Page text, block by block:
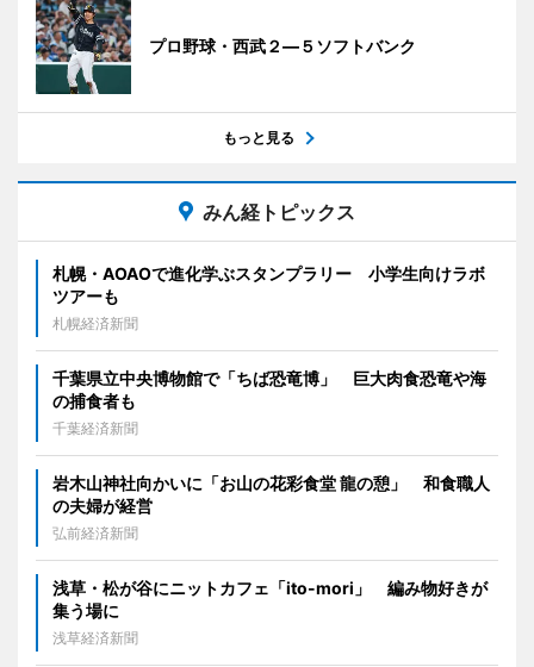
プロ野球・西武２―５ソフトバンク
もっと見る
みん経トピックス
札幌・AOAOで進化学ぶスタンプラリー 小学生向けラボ
ツアーも
札幌経済新聞
千葉県立中央博物館で「ちば恐竜博」 巨大肉食恐竜や海
の捕食者も
千葉経済新聞
岩木山神社向かいに「お山の花彩食堂 龍の憩」 和食職人
の夫婦が経営
弘前経済新聞
浅草・松が谷にニットカフェ「ito-mori」 編み物好きが
集う場に
浅草経済新聞